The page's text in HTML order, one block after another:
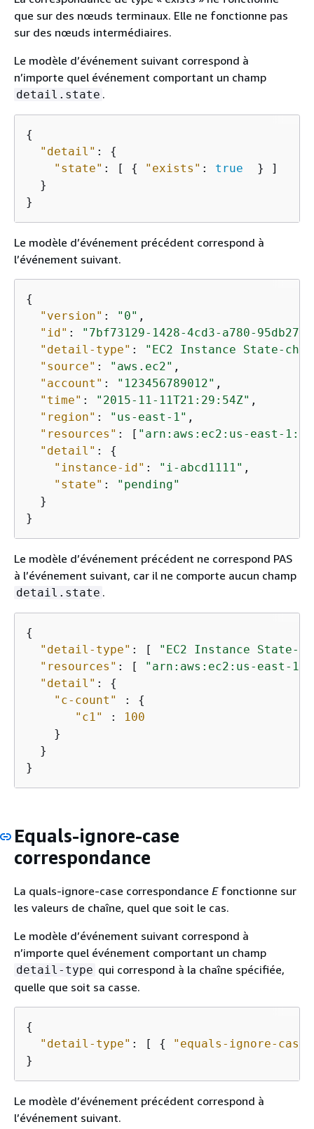
que sur des nœuds terminaux. Elle ne fonctionne pas
sur des nœuds intermédiaires.
Le modèle d’événement suivant correspond à
n’importe quel événement comportant un champ
detail.state .
{
"detail" : {
"state" : [ { "exists" : true
  } ]
  }
}
Le modèle d’événement précédent correspond à
l’événement suivant.
{
"version" : "0" ,
"id" :
"7bf73129-1428-4cd3-a780-
"detail-type" :
"EC2 Instance State-
"source" : "aws.ec2" ,
"account" : "123456789012" ,
"time" : "2015-11-11T21:29:54Z" ,
"region" : "us-east-1" ,
"resources" : [ "arn:aws:ec2:us-east-
"detail" : {
"instance-id" : "i-abcd1111" ,
"state" :
"pending"
  }
}
Le modèle d’événement précédent ne correspond PAS
à l’événement suivant, car il ne comporte aucun champ
detail.state .
{
"detail-type" : [
"EC2 Instance State-
"resources" : [
"arn:aws:ec2:us-east-
"detail" : {
"c-count"
: {
"c1"
:
100
    }
  }
}
Equals-ignore-case
correspondance
La quals-ignore-case correspondance Efonctionne sur
les valeurs de chaîne, quel que soit le cas.
Le modèle d’événement suivant correspond à
n’importe quel événement comportant un champ
detail-type qui correspond à la chaîne spécifiée,
quelle que soit sa casse.
{
"detail-type" : [ { "equals-ignore-case"
}
Le modèle d’événement précédent correspond à
l’événement suivant.